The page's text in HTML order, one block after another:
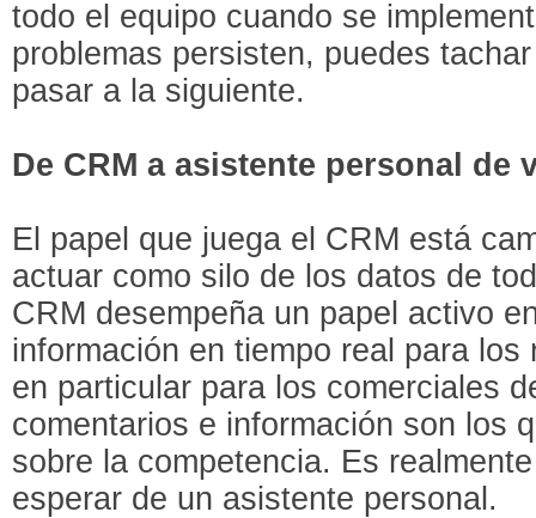
todo el equipo cuando se
problemas persisten, puedes
pasar a la siguiente.
De CRM a asistente personal de
El papel que juega el CRM está
actuar como silo de los datos de
CRM desempeña un papel activo
información en tiempo real para
en particular para los comerciales
comentarios e información son los
sobre la competencia. Es
esperar de un asistente personal.